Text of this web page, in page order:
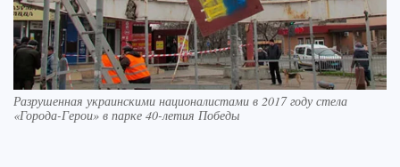
Разрушенная украинскими националистами в 2017 году стела
«Города-Герои» в парке 40-летия Победы